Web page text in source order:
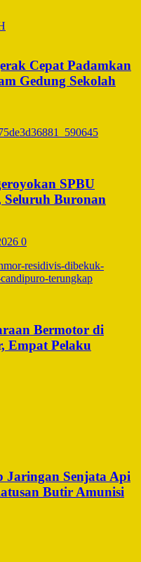
Cepat Padamkan
Gedung Sekolah
SPBU
Buronan
0
Bermotor di
Empat Pelaku
Senjata Api
Butir Amunisi